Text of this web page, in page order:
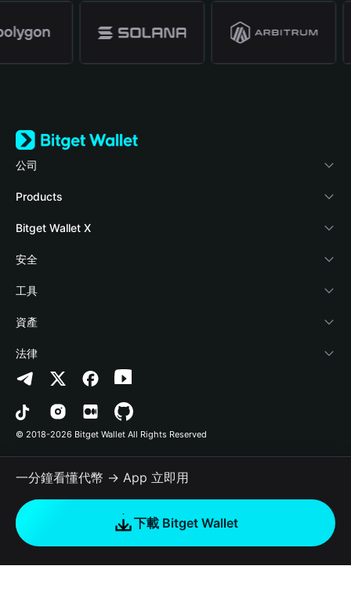
公司
關於 Bitget Wallet
部落格
學院
加密資訊
幫助中心
‌聯繫我們
品牌資源
工作機會
Products
Crypto Card
Stablecoin Earn
Payfi Crypto
Crypto Swap API
Altcoin Season Index
Prediction Markets
DApp
RWA
如何購買加密貨幣
Bitget Wallet X
開發者文件
連接錢包
Bitget Wallet Pay
合作上架
安全
風險保障基金
安全防護技術
工具
快捷買幣
授權檢測
合約檢測
批次轉帳
資產
Arbitrum
Avalanche
Bitcoin
Polygon
法律
隱私協議
用戶使用協議
© 2018-2026 Bitget Wallet All Rights Reserved
一分鐘看懂代幣 → App 立即用
下載 Bitget Wallet